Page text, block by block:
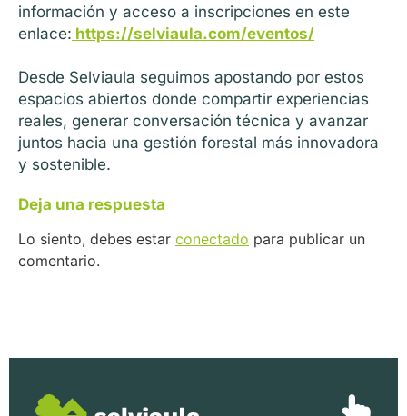
información y acceso a inscripciones en este
enlace: https://selviaula.com/eventos/
Desde Selviaula seguimos apostando por estos
espacios abiertos donde compartir experiencias
reales, generar conversación técnica y avanzar
juntos hacia una gestión forestal más innovadora
y sostenible.
Deja una respuesta
Lo siento, debes estar conectado para publicar un
comentario.